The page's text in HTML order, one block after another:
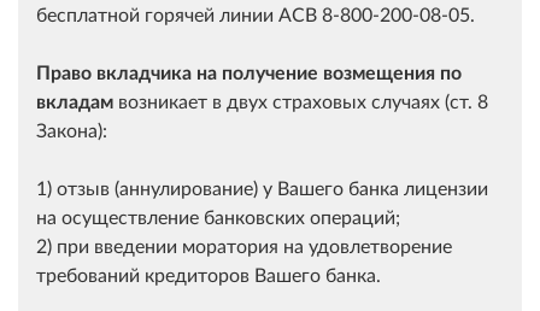
бесплатной горячей линии АСВ 8-800-200-08-05.
Право вкладчика на получение возмещения по
вкладам возникает в двух страховых случаях (ст. 8
Закона):
1) отзыв (аннулирование) у Вашего банка лицензии
на осуществление банковских операций;
2) при введении моратория на удовлетворение
требований кредиторов Вашего банка.